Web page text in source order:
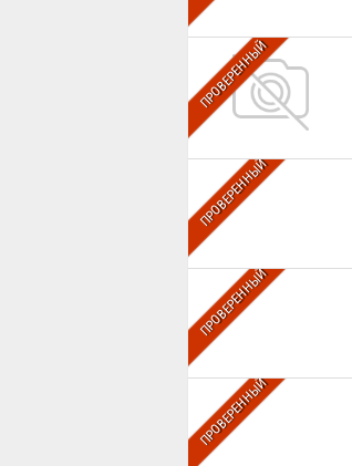
ПРОВЕРЕННЫЙ
ПРОВЕРЕННЫЙ
ПРОВЕРЕННЫЙ
ПРОВЕРЕННЫЙ